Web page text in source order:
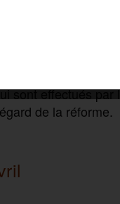
26 mars dans les
200 enseignants,
la région
de l’école
parents retirent
sont effectués par
de la réforme.